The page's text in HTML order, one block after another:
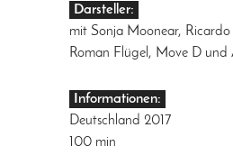
Darsteller:
mit Sonja Moonear, Ricardo
Roman Flügel, Move D und
Informationen:
Deutschland 2017
100 min